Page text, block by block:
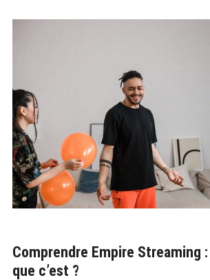
Comprendre Empire Streaming :
que c’est ?